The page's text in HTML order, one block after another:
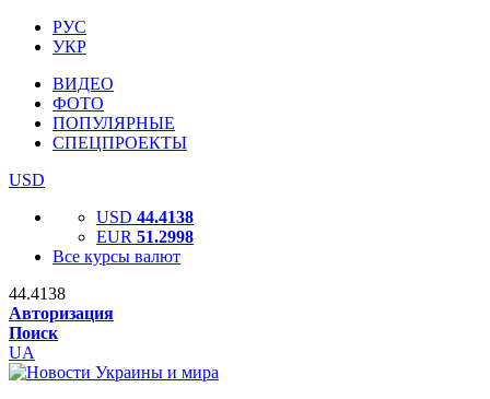
РУС
УКР
ВИДЕО
ФОТО
ПОПУЛЯРНЫЕ
СПЕЦПРОЕКТЫ
USD
USD 44.4138
EUR 51.2998
Все курсы валют
44.4138
Авторизация
Поиск
UA